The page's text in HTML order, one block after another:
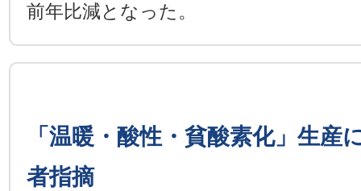
前年比減となった。
「温暖・酸性・貧酸素化」生産
者指摘